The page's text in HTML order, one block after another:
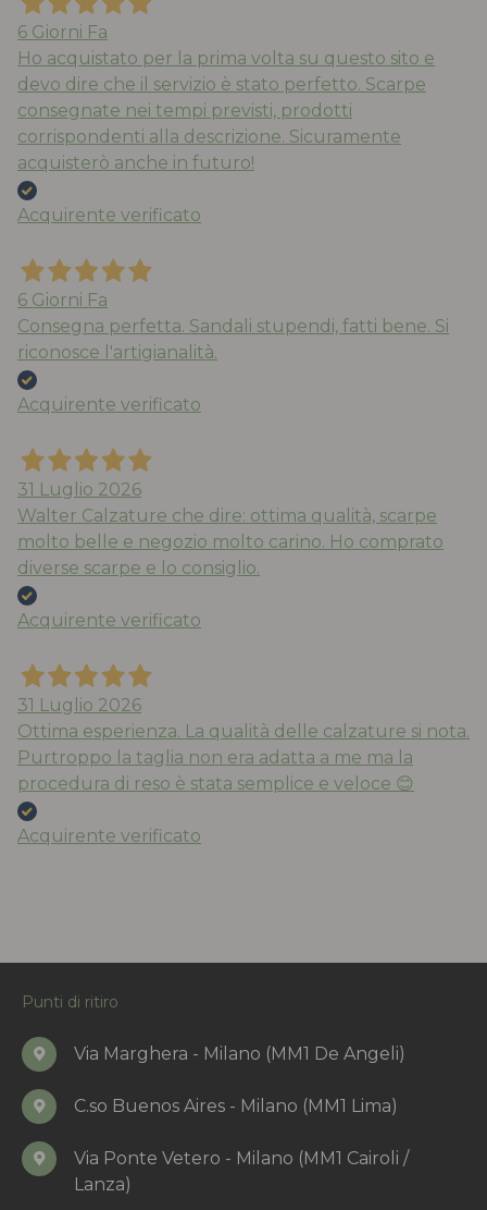
6 Giorni Fa
Ho acquistato per la prima volta su questo sito e
devo dire che il servizio è stato perfetto. Scarpe
consegnate nei tempi previsti, prodotti
corrispondenti alla descrizione. Sicuramente
acquisterò anche in futuro!
Acquirente verificato
6 Giorni Fa
Consegna perfetta. Sandali stupendi, fatti bene. Si
riconosce l'artigianalità.
Acquirente verificato
31 Luglio 2026
Walter Calzature che dire: ottima qualità, scarpe
molto belle e negozio molto carino. Ho comprato
diverse scarpe e lo consiglio.
Acquirente verificato
31 Luglio 2026
Ottima esperienza. La qualità delle calzature si nota.
Purtroppo la taglia non era adatta a me ma la
procedura di reso è stata semplice e veloce 😊
Acquirente verificato
Punti di ritiro
Via Marghera - Milano (MM1 De Angeli)
C.so Buenos Aires - Milano (MM1 Lima)
Via Ponte Vetero - Milano (MM1 Cairoli /
Lanza)